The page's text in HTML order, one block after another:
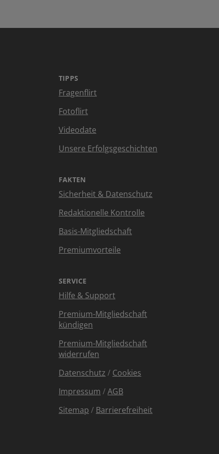
TIPPS
Fragenflirt
Fotoflirt
Videodate
Unsere Erfolgsgeschichten
FAKTEN
Sicherheit & Datenschutz
Redaktionelle Kontrolle
Basis-Mitgliedschaft
Premiumvorteile
SERVICE
Hilfe & Support
Premium-Mitgliedschaft
kündigen
Premium-Mitgliedschaft
widerrufen
Datenschutz / Cookies
Impressum /AGB
Sitemap / Barrierefreiheit